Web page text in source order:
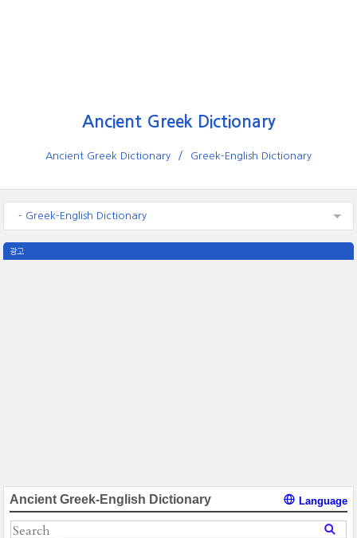
Ancient Greek Dictionary
Ancient Greek Dictionary Greek-English Dictionary
- Greek-English Dictionary
광고
Ancient Greek-English Dictionary Language